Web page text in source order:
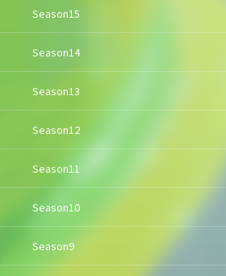
Season15
Season14
Season13
Season12
Season11
Season10
Season9